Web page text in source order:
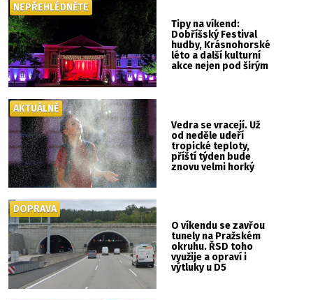
Tipy na víkend:
Dobříšský Festival
hudby, Krásnohorské
léto a další kulturní
akce nejen pod širým
NEPŘEHLÉDNĚTE
Vedra se vracejí. Už
od neděle udeří
tropické teploty,
příští týden bude
znovu velmi horký
AKTUÁLNĚ
O víkendu se zavřou
tunely na Pražském
okruhu. ŘSD toho
využije a opraví i
výtluky u D5
DOPRAVA